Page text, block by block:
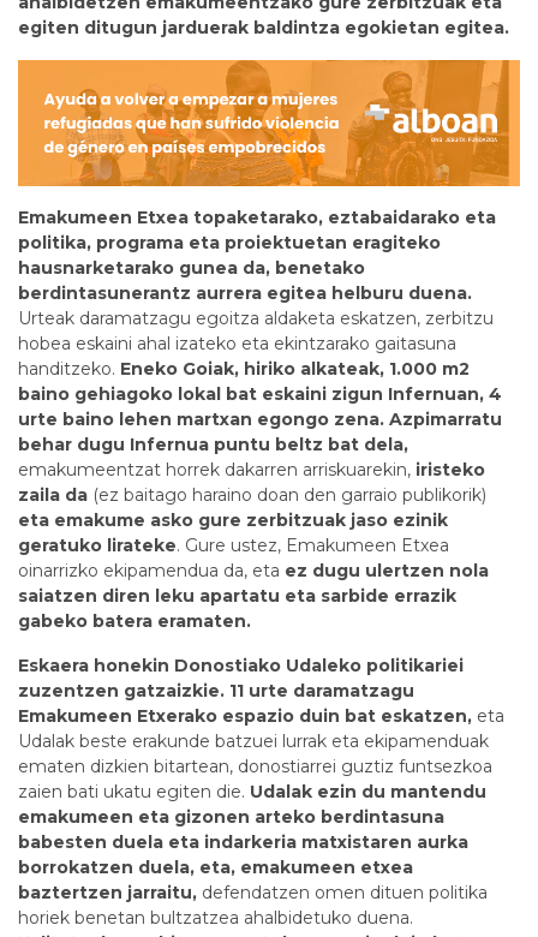
egiten ditugun jarduerak baldintza egokietan egitea.
Emakumeen Etxea topaketarako, eztabaidarako eta
politika, programa eta proiektuetan eragiteko
hausnarketarako gunea da, benetako
berdintasunerantz aurrera egitea helburu duena.
Urteak daramatzagu egoitza aldaketa eskatzen, zerbitzu
hobea eskaini ahal izateko eta ekintzarako gaitasuna
handitzeko. Eneko Goiak, hiriko alkateak, 1.000 m2
baino gehiagoko lokal bat eskaini zigun Infernuan, 4
urte baino lehen martxan egongo zena. Azpimarratu
behar dugu Infernua puntu beltz bat dela,
emakumeentzat horrek dakarren arriskuarekin, iristeko
zaila da (ez baitago haraino doan den garraio publikorik)
eta emakume asko gure zerbitzuak jaso ezinik
geratuko lirateke. Gure ustez, Emakumeen Etxea
oinarrizko ekipamendua da, eta ez dugu ulertzen nola
saiatzen diren leku apartatu eta sarbide errazik
gabeko batera eramaten.
Eskaera honekin Donostiako Udaleko politikariei
zuzentzen gatzaizkie. 11 urte daramatzagu
Emakumeen Etxerako espazio duin bat eskatzen, eta
Udalak beste erakunde batzuei lurrak eta ekipamenduak
ematen dizkien bitartean, donostiarrei guztiz funtsezkoa
zaien bati ukatu egiten die. Udalak ezin du mantendu
emakumeen eta gizonen arteko berdintasuna
babesten duela eta indarkeria matxistaren aurka
borrokatzen duela, eta, emakumeen etxea
baztertzen jarraitu, defendatzen omen dituen politika
horiek benetan bultzatzea ahalbidetuko duena.